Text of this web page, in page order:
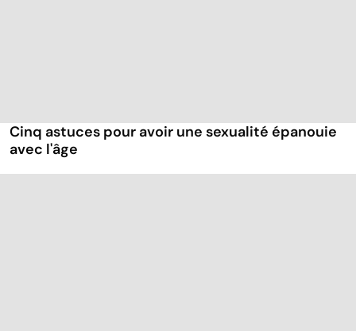
Cinq astuces pour avoir une sexualité épanouie
avec l'âge